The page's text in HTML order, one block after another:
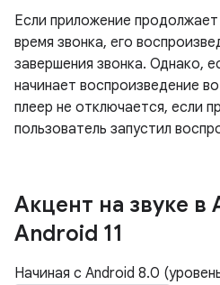
Если приложение
время звонка, его
завершения звонка. Однако,
начинает воспроизведение
плеер не отключается, если
пользователь запустил
Акцент на звуке в
Android 11
Начиная с Android 8.0